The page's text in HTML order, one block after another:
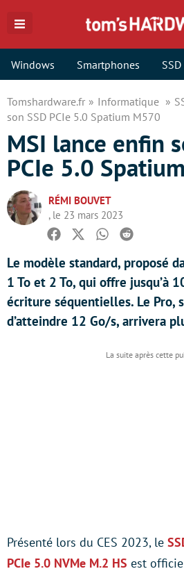
Windows Smartphones SSD
Tomshardware.fr Informatique
son SSD PCIe 5.0 Spatium M570
MSI lance enfin
PCIe 5.0
RÉMI BOUVET
, le 23 mars 2023
Facebook
TwitterWhatsapp
Reddit
Le modèle standard, proposé
1 To et 2 To, qui offre jusqu’à
écriture séquentielles. Le Pro,
d’atteindre 12 Go/s, arrivera
Présenté lors du CES 2023, le
PCIe 5.0 NVMe M.2 HS est